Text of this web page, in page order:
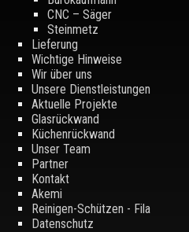
CNC – Säger
Steinmetz
Lieferung
Wichtige Hinweise
Wir über uns
Unsere Dienstleistungen
Aktuelle Projekte
Glasrückwand
Küchenrückwand
Unser Team
Partner
Kontakt
Akemi
Reinigen-Schützen - Fila
Datenschutz